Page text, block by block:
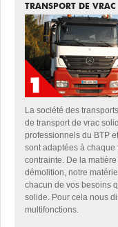
TRANSPORT DE VRAC
La société des
de transport de vrac
professionnels du BTP
sont adaptées à chaque
contrainte. De la
démolition, notre
chacun de vos besoins
solide. Pour cela nous
multifonctions.